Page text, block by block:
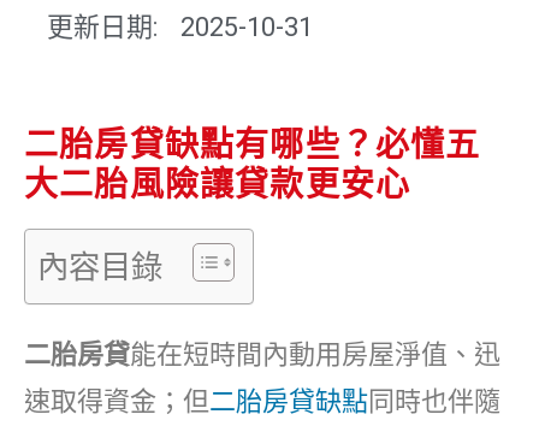
更新日期: 2025-10-31
二胎房貸缺點有哪些？必懂五
大二胎風險讓貸款更安心
內容目錄
二胎房貸能在短時間內動用房屋淨值、迅
速取得資金；但二胎房貸缺點 同時也伴隨